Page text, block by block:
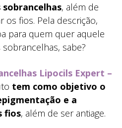
, além de
os fios. Pela descrição,
para quem quer aquele
sabe?
Lipocils Expert –
tem como objetivo o
e a
fios, além de ser antiage.